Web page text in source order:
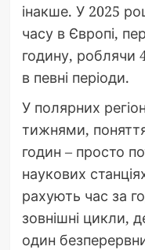
інакше. У 2025
часу в Європі,
годину, роблячи
в певні періоди.
У полярних
тижнями,
годин – просто
наукових
рахують час за
зовнішні цикли,
один